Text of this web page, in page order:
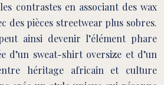
contrastes en associant des wax
des pièces streetwear plus sobres.
ainsi devenir l’élément phare
d’un sweat-shirt oversize et d’un
héritage africain et culture